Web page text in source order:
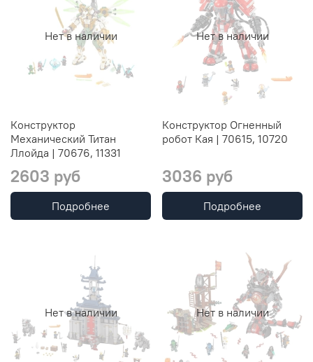
Нет в наличии
Конструктор
Механический Титан
Ллойда | 70676, 11331
2603 руб
Подробнее
Нет в наличии
Конструктор Огненный
робот Кая | 70615, 10720
3036 руб
Подробнее
Нет в наличии Нет в наличии